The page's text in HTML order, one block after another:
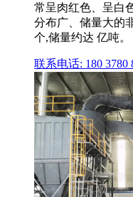
常呈肉红色、呈白
分布广、储量大的
个,储量约达 亿吨。
联系电话: 180 3780